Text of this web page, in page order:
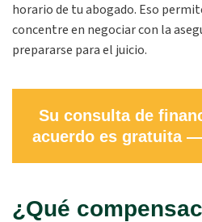
horario de tu abogado. Eso
concentre en negociar con la
prepararse para el juicio.
Su consulta de
acuerdo es gratuita —
¿Qué